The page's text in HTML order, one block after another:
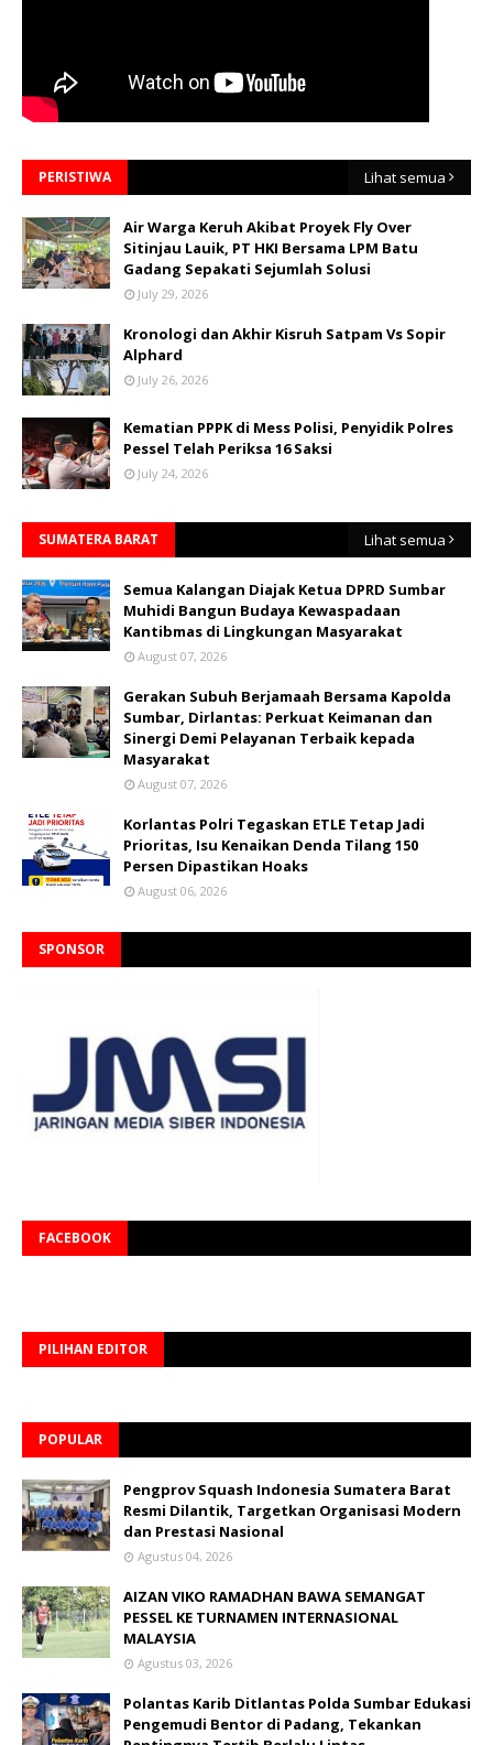
PERISTIWA Lihat semua
Air Warga Keruh Akibat Proyek Fly Over
Sitinjau Lauik, PT HKI Bersama LPM Batu
Gadang Sepakati Sejumlah Solusi
July 29, 2026
Kronologi dan Akhir Kisruh Satpam Vs Sopir
Alphard
July 26, 2026
Kematian PPPK di Mess Polisi, Penyidik Polres
Pessel Telah Periksa 16 Saksi
July 24, 2026
SUMATERA BARAT Lihat semua
Semua Kalangan Diajak Ketua DPRD Sumbar
Muhidi Bangun Budaya Kewaspadaan
Kantibmas di Lingkungan Masyarakat
August 07, 2026
Gerakan Subuh Berjamaah Bersama Kapolda
Sumbar, Dirlantas: Perkuat Keimanan dan
Sinergi Demi Pelayanan Terbaik kepada
Masyarakat
August 07, 2026
Korlantas Polri Tegaskan ETLE Tetap Jadi
Prioritas, Isu Kenaikan Denda Tilang 150
Persen Dipastikan Hoaks
August 06, 2026
SPONSOR
FACEBOOK
PILIHAN EDITOR
POPULAR
Pengprov Squash Indonesia Sumatera Barat
Resmi Dilantik, Targetkan Organisasi Modern
dan Prestasi Nasional
Agustus 04, 2026
AIZAN VIKO RAMADHAN BAWA SEMANGAT
PESSEL KE TURNAMEN INTERNASIONAL
MALAYSIA
Agustus 03, 2026
Polantas Karib Ditlantas Polda Sumbar Edukasi
Pengemudi Bentor di Padang, Tekankan